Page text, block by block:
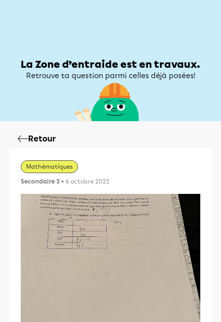
La Zone d’entraide est en travaux.
Retrouve ta question parmi celles déjà posées!
Retour
Mathématiques
Secondaire 2 • 6 octobre 2022